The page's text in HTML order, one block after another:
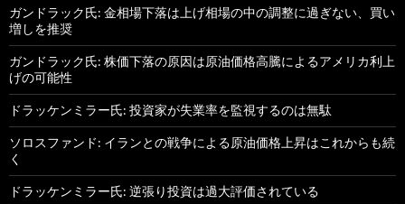
ガンドラック氏: 金相場下落は上げ相場の中の調整に過ぎない、買い
増しを推奨
ガンドラック氏: 株価下落の原因は原油価格高騰によるアメリカ利上
げの可能性
ドラッケンミラー氏: 投資家が失業率を監視するのは無駄
ソロスファンド: イランとの戦争による原油価格上昇はこれからも続
く
ドラッケンミラー氏: 逆張り投資は過大評価されている